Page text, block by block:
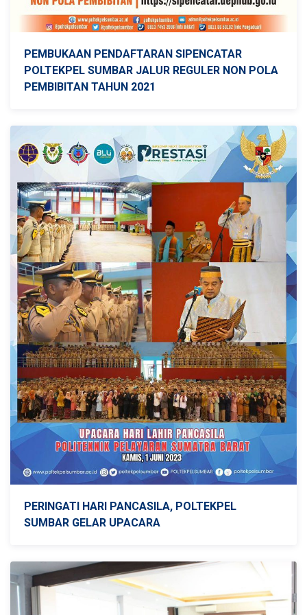
PEMBUKAAN PENDAFTARAN SIPENCATAR
POLTEKPEL SUMBAR JALUR REGULER NON POLA
PEMBIBITAN TAHUN 2021
PERINGATI HARI PANCASILA, POLTEKPEL
SUMBAR GELAR UPACARA